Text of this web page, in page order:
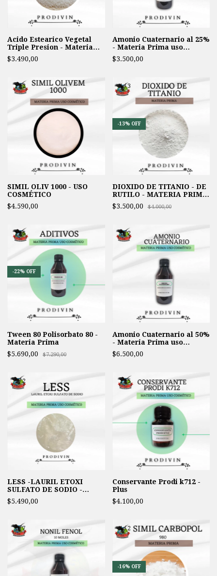
Acido Estearico Vegetal
Triple Presion - Materia
prima uso Cosmetico
$3.490,00
Amonio Cuaternario al 25%
- Materia Prima uso
cosmetica -
$3.500,00
1/2
SIMIL OLIV 1000 - USO
COSMÉTICO
$4.590,00
1/3
-13% OFF
DIOXIDO DE TITANIO - DE
RUTILO - MATERIA PRIMA
COSMETICA
$3.500,00 $4.000,00
1/6
-22% OFF
Tween 80 Polisorbato 80 -
Materia Prima
$5.690,00
$7.290,00
1/2
Amonio Cuaternario al 50%
- Materia Prima uso
cosmetica -
$6.500,00
1/2
LESS -LAURIL ETOXI
SULFATO DE SODIO -
MATERIA PRIMA
$5.490,00
1/5
Conservante Prodi k712 -
Plus
$4.100,00
1/7 1/2
-16% OFF